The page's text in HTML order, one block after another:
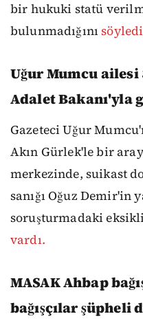
bir hukuki statü
bulunmadığını
Uğur Mumcu
Adalet Bakanı'yla
Gazeteci Uğur
Akın Gürlek'le bir
merkezinde, suikast
sanığı Oğuz Demir'in
soruşturmadaki
vardı.
MASAK Ahbap
bağışçılar şüpheli